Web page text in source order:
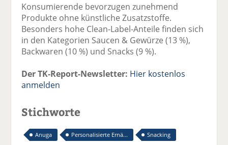
Konsumierende bevorzugen zunehmend
Produkte ohne künstliche Zusatzstoffe.
Besonders hohe Clean-Label-Anteile finden sich
in den Kategorien Saucen & Gewürze (13 %),
Backwaren (10 %) und Snacks (9 %).
Der TK-Report-Newsletter: Hier kostenlos
anmelden
Stichworte
Anuga Personalisierte Ernä... Snacking